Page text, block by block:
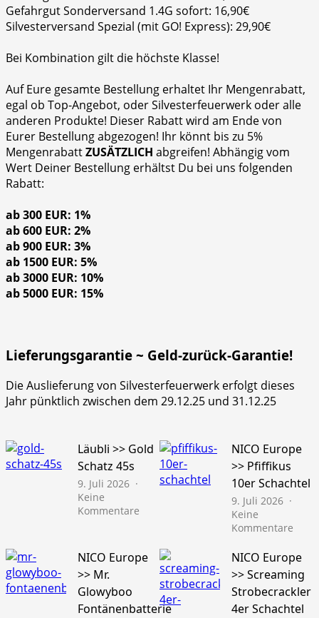
Gefahrgut Sonderversand 1.4G sofort: 16,90€
Silvesterversand Spezial (mit GO! Express): 29,90€
Bei Kombination gilt die höchste Klasse!
Auf Eure gesamte Bestellung erhaltet Ihr Mengenrabatt,
egal ob Top-Angebot, oder Silvesterfeuerwerk oder alle
anderen Produkte! Dieser Rabatt wird am Ende von
Eurer Bestellung abgezogen! Ihr könnt bis zu 5%
MengenrabattZUSÄTZLICH abgreifen! Abhängig vom
Wert Deiner Bestellung erhältst Du bei uns folgenden
Rabatt:
ab 300 EUR: 1%
ab 600 EUR: 2%
ab 900 EUR: 3%
ab 1500 EUR: 5%
ab 3000 EUR: 10%
ab 5000 EUR: 15%
Lieferungsgarantie ~ Geld-zurück-Garantie!
Die Auslieferung von Silvesterfeuerwerk erfolgt dieses
Jahr pünktlich zwischen dem 29.12.25 und 31.12.25
Läubli >> Gold
Schatz 45s
9. Juli 2026
Keine
Kommentare
Gold
Schatz
NICO Europe
>> Pfiffikus
10er Schachtel
9. Juli 2026
Keine
Kommentare
10er
NICO Europe
>> Mr.
Glowyboo
Fontänenbatterie
NICO Europe
>> Screaming
Strobecrackler
4er Schachtel